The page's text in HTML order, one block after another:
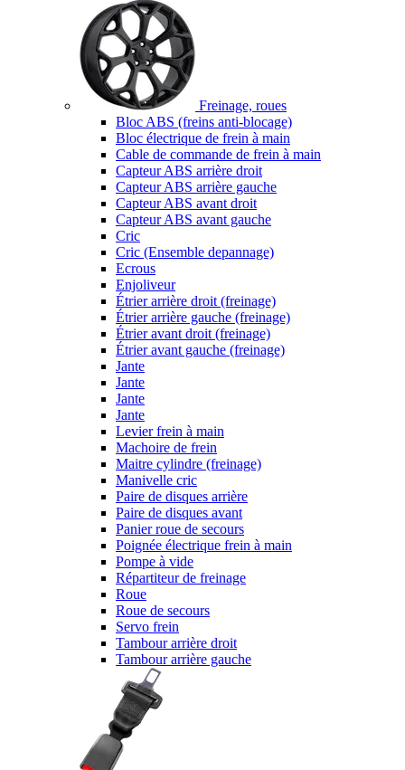
Freinage, roues
Bloc ABS (freins anti-blocage)
Bloc électrique de frein à main
Cable de commande de frein à main
Capteur ABS arrière droit
Capteur ABS arrière gauche
Capteur ABS avant droit
Capteur ABS avant gauche
Cric
Cric (Ensemble depannage)
Ecrous
Enjoliveur
Étrier arrière droit (freinage)
Étrier arrière gauche (freinage)
Étrier avant droit (freinage)
Étrier avant gauche (freinage)
Jante
Jante
Jante
Jante
Levier frein à main
Machoire de frein
Maitre cylindre (freinage)
Manivelle cric
Paire de disques arrière
Paire de disques avant
Panier roue de secours
Poignée électrique frein à main
Pompe à vide
Répartiteur de freinage
Roue
Roue de secours
Servo frein
Tambour arrière droit
Tambour arrière gauche